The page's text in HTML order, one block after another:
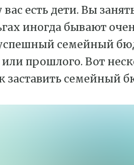
вас есть дети. Вы
иногда бывают
семейный
прошлого. Вот
заставить семейный